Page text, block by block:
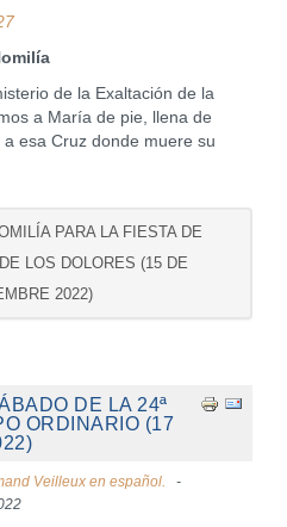
de la Exaltación de la
a María de pie, llena de
esa Cruz donde muere su
PARA LA FIESTA DE
LOS DOLORES (15 DE
2022)
DE LA 24ª
ORDINARIO (17
Veilleux en español.